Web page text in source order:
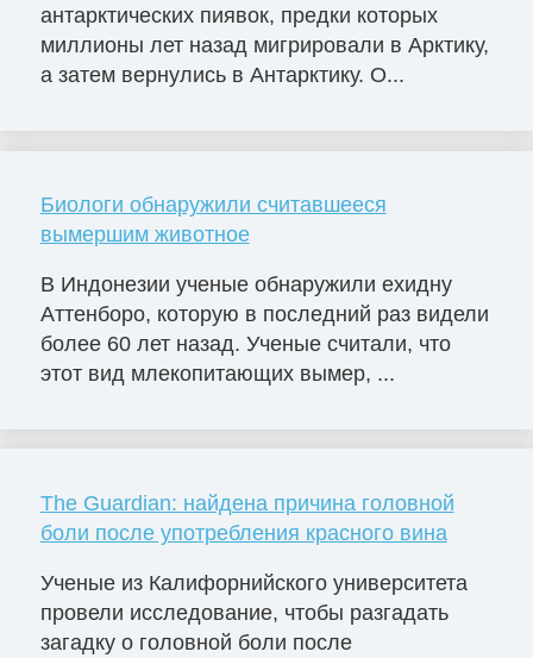
антарктических пиявок, предки которых
миллионы лет назад мигрировали в Арктику,
а затем вернулись в Антарктику. О...
Биологи обнаружили считавшееся
вымершим животное
В Индонезии ученые обнаружили ехидну
Аттенборо, которую в последний раз видели
более 60 лет назад. Ученые считали, что
этот вид млекопитающих вымер, ...
The Guardian: найдена причина головной
боли после употребления красного вина
Ученые из Калифорнийского университета
провели исследование, чтобы разгадать
загадку о головной боли после